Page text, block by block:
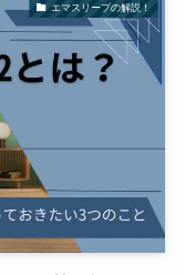
エマスリープの解説！